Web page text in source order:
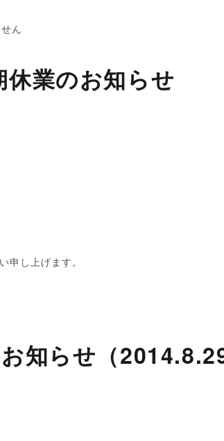
ん
休業のお知らせ
申し上げます。
知らせ（